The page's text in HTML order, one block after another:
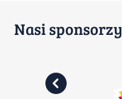
Nasi sponsorzy